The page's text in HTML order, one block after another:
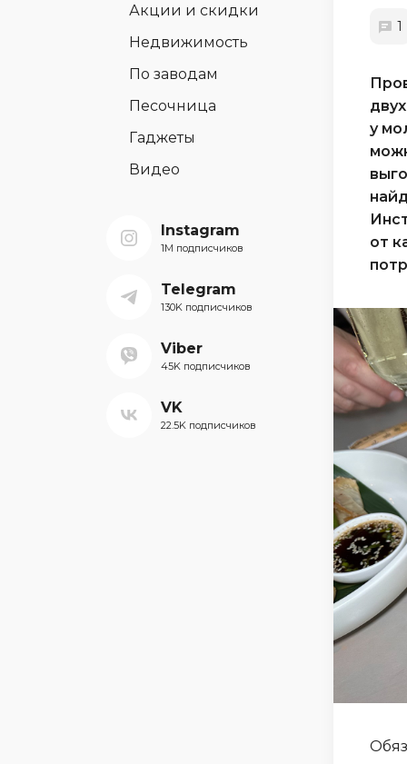
Акции и скидки
Недвижимость
По заводам
Песочница
Гаджеты
Видео
Instagram
1M подписчиков
Telegram
130K подписчиков
Viber
45K подписчиков
VK
22.5K подписчиков
1
у
от